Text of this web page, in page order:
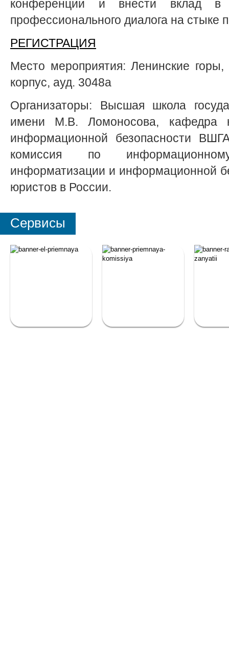
конференции и внести вклад в
профессионального диалога на стыке
РЕГИСТРАЦИЯ
Место мероприятия: Ленинские
корпус, ауд. 3048а
Организаторы: Высшая школа
имени М.В. Ломоносова, кафедра
информационной безопасности
комиссия по
информатизации и информационной
юристов в России.
Сервисы